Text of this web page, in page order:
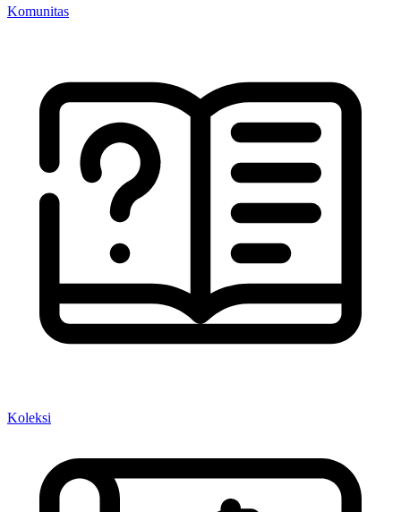
Komunitas
Koleksi